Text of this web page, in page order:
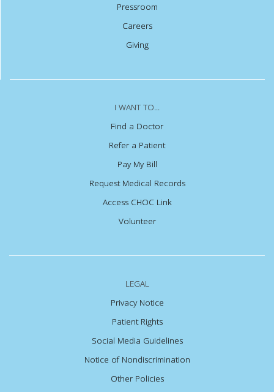
Pressroom
Careers
Giving
I WANT TO...
Find a Doctor
Refer a Patient
Pay My Bill
Request Medical Records
Access CHOC Link
Volunteer
LEGAL
Privacy Notice
Patient Rights
Social Media Guidelines
Notice of Nondiscrimination
Other Policies